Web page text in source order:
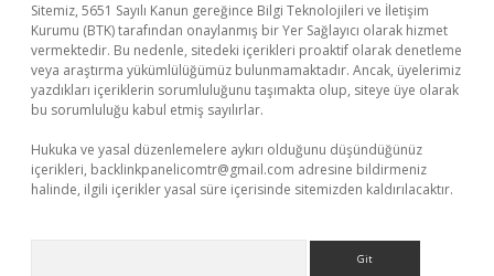
Sitemiz, 5651 Sayılı Kanun gereğince Bilgi Teknolojileri ve İletişim
Kurumu (BTK) tarafından onaylanmış bir Yer Sağlayıcı olarak hizmet
vermektedir. Bu nedenle, sitedeki içerikleri proaktif olarak denetleme
veya araştırma yükümlülüğümüz bulunmamaktadır. Ancak, üyelerimiz
yazdıkları içeriklerin sorumluluğunu taşımakta olup, siteye üye olarak
bu sorumluluğu kabul etmiş sayılırlar.
Hukuka ve yasal düzenlemelere aykırı olduğunu düşündüğünüz
içerikleri, backlinkpanelicomtr@gmail.com adresine bildirmeniz
halinde, ilgili içerikler yasal süre içerisinde sitemizden kaldırılacaktır.